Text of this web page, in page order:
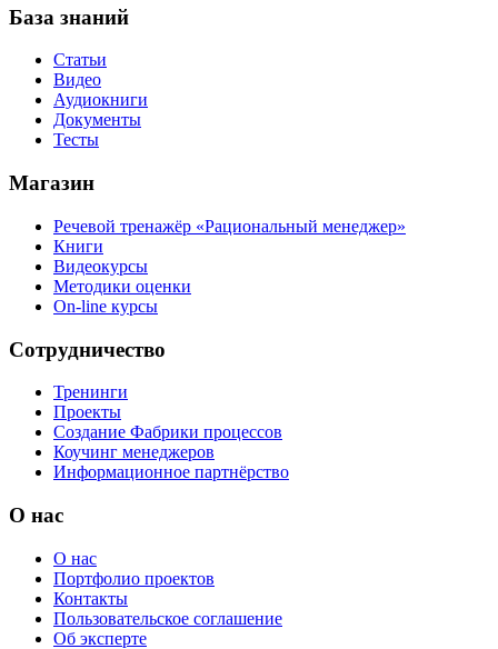
База знаний
Статьи
Видео
Аудиокниги
Документы
Тесты
Магазин
Речевой тренажёр «Рациональный менеджер»
Книги
Видеокурсы
Методики оценки
On-line курсы
Сотрудничество
Тренинги
Проекты
Создание Фабрики процессов
Коучинг менеджеров
Информационное партнёрство
О нас
О нас
Портфолио проектов
Контакты
Пользовательское соглашение
Об эксперте